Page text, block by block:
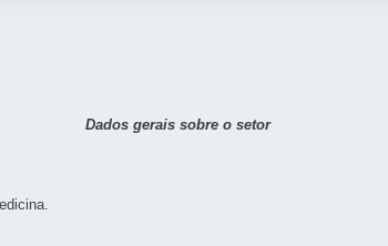
Dados gerais sobre o setor